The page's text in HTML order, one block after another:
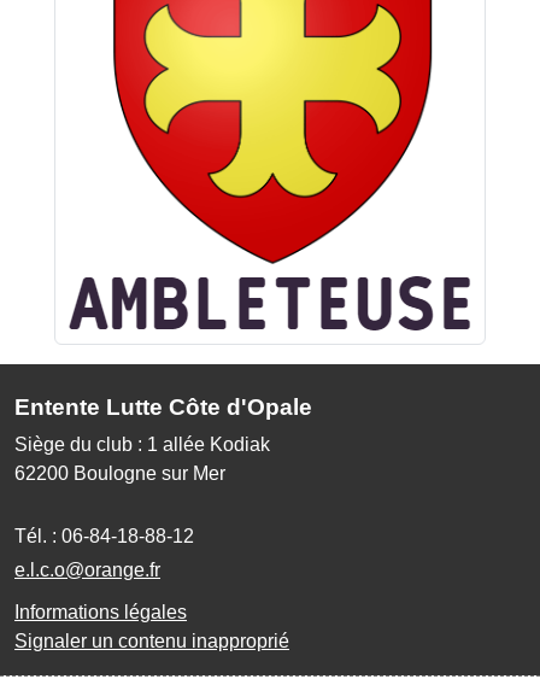
Entente Lutte Côte d'Opale
Siège du club : 1 allée Kodiak
62200 Boulogne sur Mer
Tél. : 06-84-18-88-12
e.l.c.o@orange.fr
Informations légales
Signaler un contenu inapproprié